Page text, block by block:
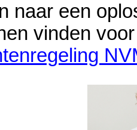
naar een
vinden